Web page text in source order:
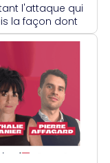
l'attaque qui
la façon dont